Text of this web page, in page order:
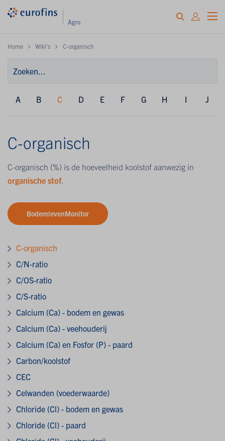
Home Wiki's C-organisch
A B C D E F G H I J
C-organisch
C-organisch (%) is de hoeveelheid koolstof aanwezig in
organische stof.
BodemlevenMonitor
C-organisch
C/N-ratio
C/OS-ratio
C/S-ratio
Calcium (Ca) - bodem en gewas
Calcium (Ca) - veehouderij
Calcium (Ca) en Fosfor (P) - paard
Carbon/koolstof
CEC
Celwanden (voederwaarde)
Chloride (Cl) - bodem en gewas
Chloride (Cl) - paard